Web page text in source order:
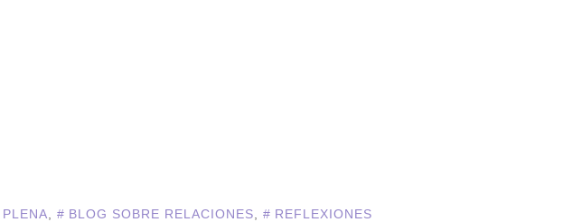
BLOG SOBRE RELACIONES
REFLEXIONES